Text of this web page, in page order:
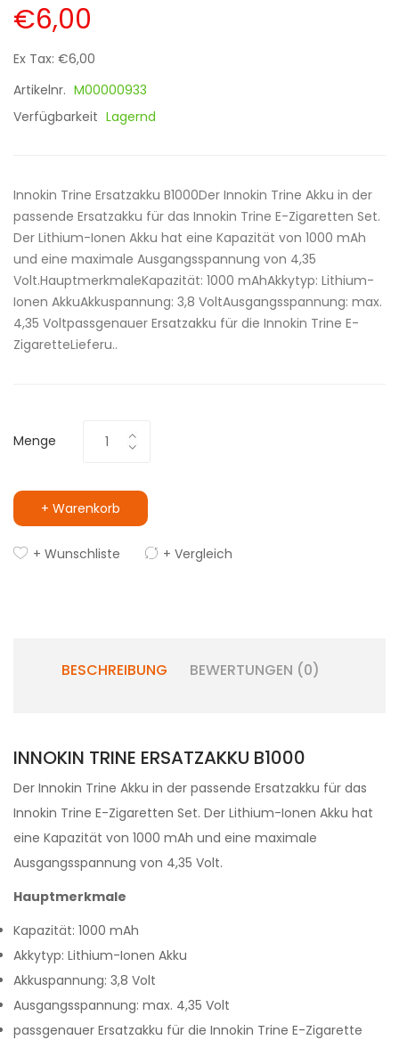
€6,00
Ex Tax: €6,00
Artikelnr. M00000933
Verfügbarkeit Lagernd
Innokin Trine Ersatzakku B1000Der Innokin Trine Akku in der
passende Ersatzakku für das Innokin Trine E-Zigaretten Set.
Der Lithium-Ionen Akku hat eine Kapazität von 1000 mAh
und eine maximale Ausgangsspannung von 4,35
Volt.HauptmerkmaleKapazität: 1000 mAhAkkytyp: Lithium-
Ionen AkkuAkkuspannung: 3,8 VoltAusgangsspannung: max.
4,35 Voltpassgenauer Ersatzakku für die Innokin Trine E-
ZigaretteLieferu..
Menge
+ Warenkorb
+ Wunschliste + Vergleich
BESCHREIBUNG BEWERTUNGEN (0)
INNOKIN TRINE ERSATZAKKU B1000
Der Innokin Trine Akku in der passende Ersatzakku für das
Innokin Trine E-Zigaretten Set. Der Lithium-Ionen Akku hat
eine Kapazität von 1000 mAh und eine maximale
Ausgangsspannung von 4,35 Volt.
Hauptmerkmale
Kapazität: 1000 mAh
Akkytyp: Lithium-Ionen Akku
Akkuspannung: 3,8 Volt
Ausgangsspannung: max. 4,35 Volt
passgenauer Ersatzakku für die Innokin Trine E-Zigarette